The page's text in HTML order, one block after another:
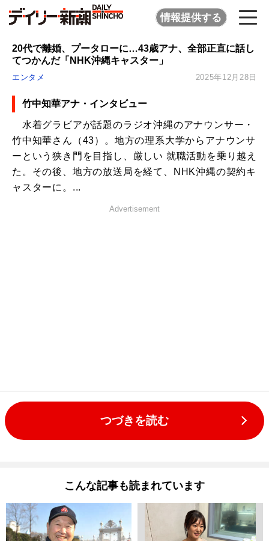
情報提供する
20代で離婚、プータローに…43歳アナ、全部正直に話し
てつかんだ「NHK沖縄キャスター」
エンタメ 2025年12月28日
竹中知華アナ・インタビュー
水着グラビアが話題のラジオ沖縄のアナウンサー・
竹中知華さん（43）。地方の理系大学からアナウンサ
ーという狭き門を目指し、厳しい 就職活動を乗り越え
た。その後、地方の放送局を経て、NHK沖縄の契約キ
ャスターに。...
Advertisement
つづきを読む
こんな記事も読まれています